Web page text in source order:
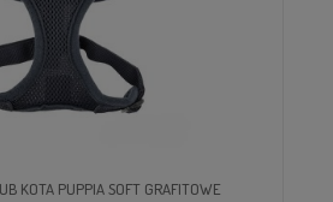
LEGOWISKO/DRAPAK DLA KOTA LUI